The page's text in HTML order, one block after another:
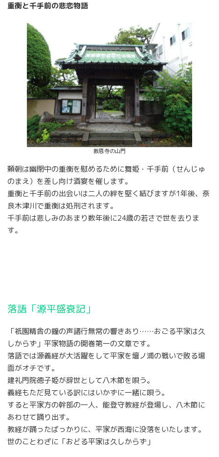
重衡と千手前の悲恋物語
教恩寺の山門
頼朝は幽閉中の重衡を慰めるために舞姫・千手前（せんじゅ
のまえ）を差し向け酒宴を催します。
重衡と千手前の出会いは二人の絆を堅く結びますが1年後、奈
良木津川で重衡は処刑されます。
千手前は悲しみのあまり数年後に24歳の若さで世を去りま
す。
落語「源平盛衰記」
「祇園精舎の鐘の声諸行無常の響きあり……おごる平家は久
しからず」平家物語の開巻第一の文章です。
落語では源義経が大活躍をして平家を壇ノ浦の戦いで敗る場
面がオチです。
建礼門院徳子姫が辞世として八木節を唄う。
義経もただ見ている訳にはいかずに一緒に唄う。
すると平家方の幹部の一人、能登守教経が登場し、八木節に
あわせて踊り出す。
教経が踊ったばっかりに、平家が西海に没落をいたします。
世のことわざに「おどる平家は久しからず」